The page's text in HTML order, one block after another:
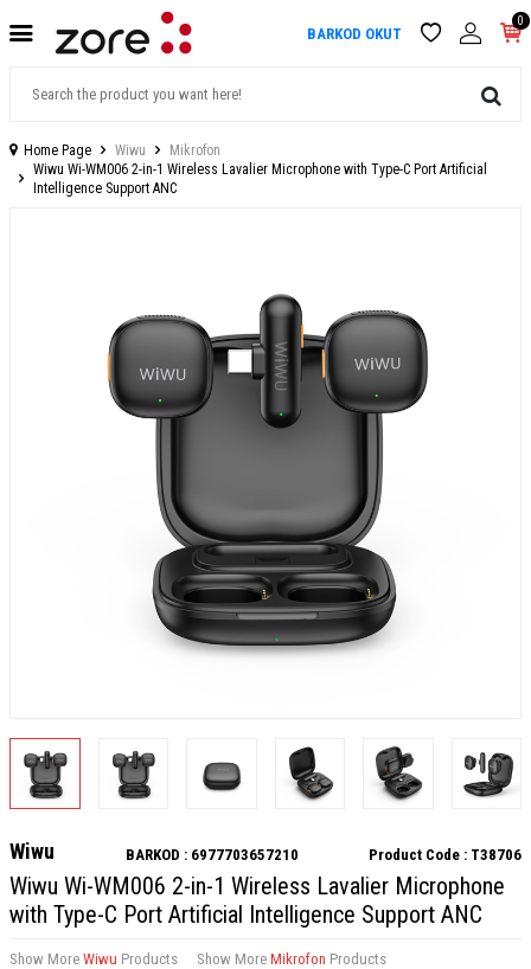
BARKOD OKUT
0
Home Page Wiwu
Mikrofon
Wiwu Wi-WM006 2-in-1 Wireless Lavalier Microphone with Type-C Port Artificial
Intelligence Support ANC
Wiwu BARKOD : 6977703657210 Product Code : T38706
Wiwu Wi-WM006 2-in-1 Wireless Lavalier Microphone
with Type-C Port Artificial Intelligence Support ANC
Show More Wiwu Products Show More Mikrofon Products